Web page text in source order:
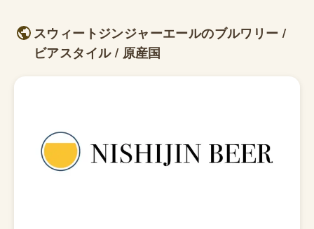
スウィートジンジャーエールのブルワリー /
ビアスタイル / 原産国